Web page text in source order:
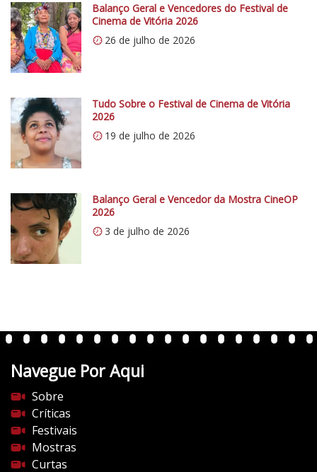
Balanço Geral e Vencedores do Festival de
Cinema de Vitória 2026
26 de julho de 2026
Tudo Sobre o Festival de Cinema de Vitória
2026
19 de julho de 2026
Balanço Geral e Vencedor da Mostra CineOP
2026
3 de julho de 2026
Navegue Por Aqui
Sobre
Críticas
Festivais
Mostras
Curtas